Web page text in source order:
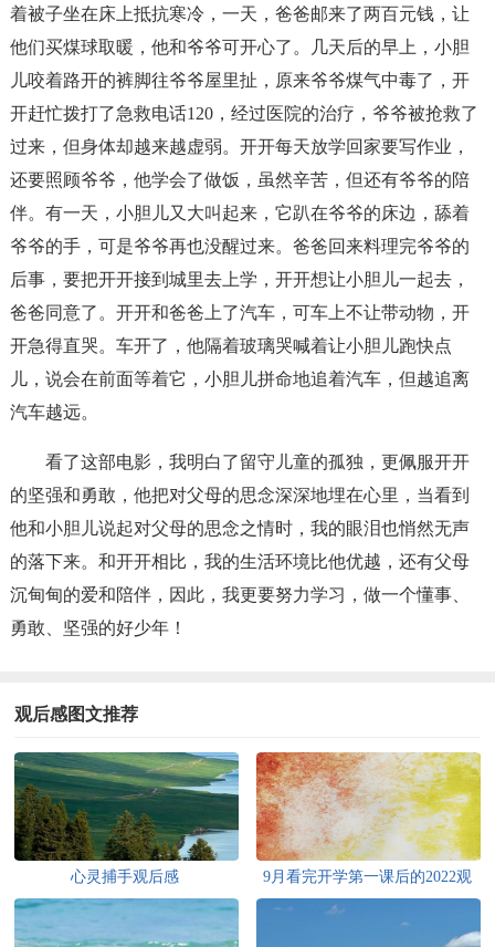
着被子坐在床上抵抗寒冷，一天，爸爸邮来了两百元钱，让
他们买煤球取暖，他和爷爷可开心了。几天后的早上，小胆
儿咬着路开的裤脚往爷爷屋里扯，原来爷爷煤气中毒了，开
开赶忙拨打了急救电话120，经过医院的治疗，爷爷被抢救了
过来，但身体却越来越虚弱。开开每天放学回家要写作业，
还要照顾爷爷，他学会了做饭，虽然辛苦，但还有爷爷的陪
伴。有一天，小胆儿又大叫起来，它趴在爷爷的床边，舔着
爷爷的手，可是爷爷再也没醒过来。爸爸回来料理完爷爷的
后事，要把开开接到城里去上学，开开想让小胆儿一起去，
爸爸同意了。开开和爸爸上了汽车，可车上不让带动物，开
开急得直哭。车开了，他隔着玻璃哭喊着让小胆儿跑快点
儿，说会在前面等着它，小胆儿拼命地追着汽车，但越追离
汽车越远。
看了这部电影，我明白了留守儿童的孤独，更佩服开开
的坚强和勇敢，他把对父母的思念深深地埋在心里，当看到
他和小胆儿说起对父母的思念之情时，我的眼泪也悄然无声
的落下来。和开开相比，我的生活环境比他优越，还有父母
沉甸甸的爱和陪伴，因此，我更要努力学习，做一个懂事、
勇敢、坚强的好少年！
观后感图文推荐
心灵捕手观后感
9月看完开学第一课后的2022观
后感（通用14篇）